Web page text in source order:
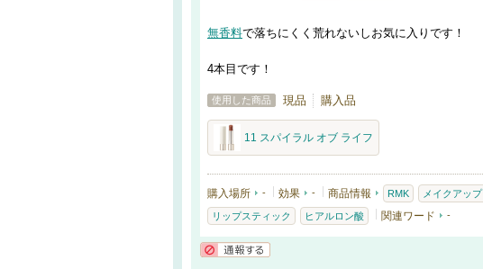
無香料で落ちにくく荒れないしお気に入りです！
4本目です！
使用した商品 現品 購入品
11 スパイラル オブ ライフ
購入場所 - 効果 - 商品情報 RMK メイクアップ
リップスティック ヒアルロン酸 関連ワード -